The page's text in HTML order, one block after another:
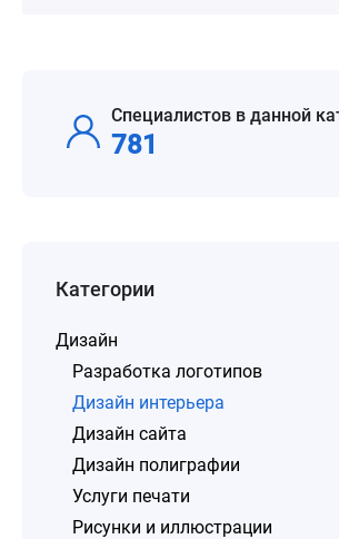
Специалистов в данной
781
Категории
Дизайн
Разработка логотипов
Дизайн интерьера
Дизайн сайта
Дизайн полиграфии
Услуги печати
Рисунки и иллюстрации